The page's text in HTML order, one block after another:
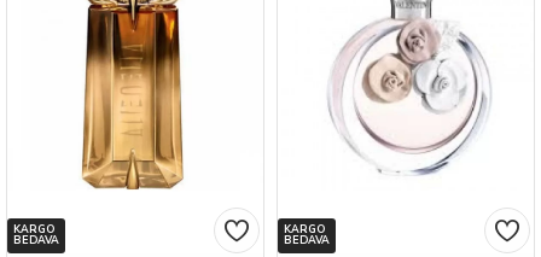
KARGO
BEDAVA
KARGO
BEDAVA